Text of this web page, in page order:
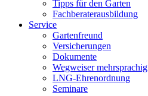
Tipps für den Garten
Fachberaterausbildung
Service
Gartenfreund
Versicherungen
Dokumente
Wegweiser mehrsprachig
LNG-Ehrenordnung
Seminare